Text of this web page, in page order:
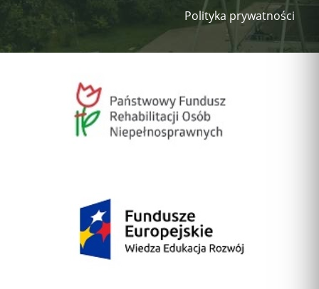
Polityka prywatności